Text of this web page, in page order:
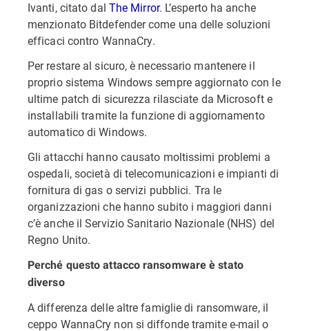
Ivanti, citato dal The Mirror. L’esperto ha anche
menzionato Bitdefender come una delle soluzioni
efficaci contro WannaCry.
Per restare al sicuro, è necessario mantenere il
proprio sistema Windows sempre aggiornato con le
ultime patch di sicurezza rilasciate da Microsoft e
installabili tramite la funzione di aggiornamento
automatico di Windows.
Gli attacchi hanno causato moltissimi problemi a
ospedali, società di telecomunicazioni e impianti di
fornitura di gas o servizi pubblici. Tra le
organizzazioni che hanno subito i maggiori danni
c’è anche il Servizio Sanitario Nazionale (NHS) del
Regno Unito.
Perché questo attacco ransomware è stato
diverso
A differenza delle altre famiglie di ransomware, il
ceppo WannaCry non si diffonde tramite e-mail o